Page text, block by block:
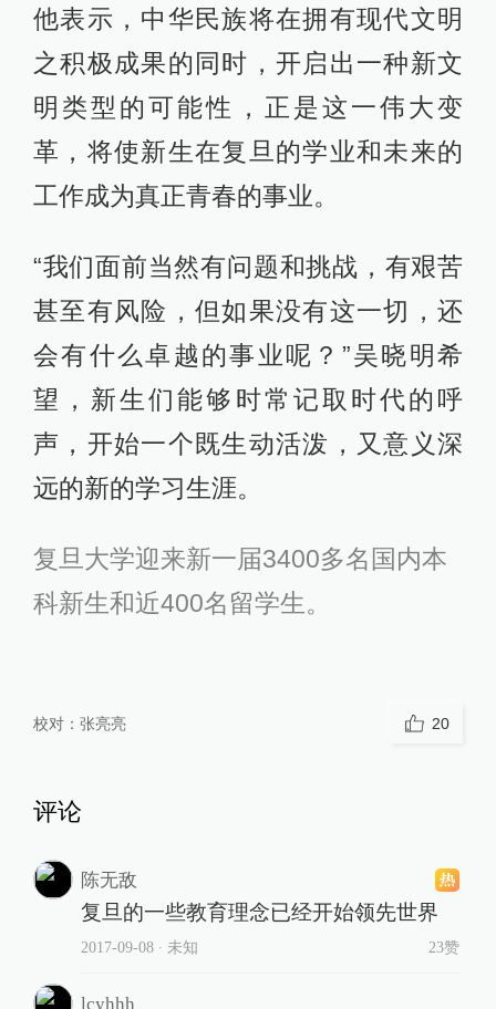
他表示，中华民族将在拥有现代文明
之积极成果的同时，开启出一种新文
明类型的可能性，正是这一伟大变
革，将使新生在复旦的学业和未来的
工作成为真正青春的事业。
“我们面前当然有问题和挑战，有艰苦
甚至有风险，但如果没有这一切，还
会有什么卓越的事业呢？”吴晓明希
望，新生们能够时常记取时代的呼
声，开始一个既生动活泼，又意义深
远的新的学习生涯。
复旦大学迎来新一届3400多名国内本
科新生和近400名留学生。
校对： 张亮亮 20
评论
陈无敌
复旦的一些教育理念已经开始领先世界
2017-09-08∙ 未知 23赞
lcyhhh